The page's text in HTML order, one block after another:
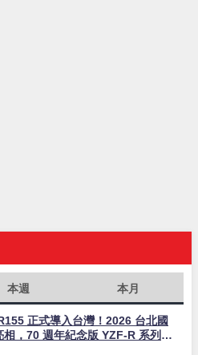
本週 本月
正式導入台灣！2026 台北國
相，70 週年紀念版 YZF-R 系列限